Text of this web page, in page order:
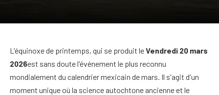
L'équinoxe de printemps, qui se produit leVendredi 20 mars
2026est sans doute l'événement le plus reconnu
mondialement du calendrier mexicain de mars. Il s'agit d'un
moment unique où la science autochtone ancienne et le